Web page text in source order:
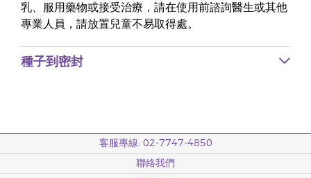
乳、服用藥物或接受治療，請在使用前諮詢醫生或其他
專業人員，請放置兒童不易取得處。
種子到密封
客服專線: 02-7747-4850
聯絡我們